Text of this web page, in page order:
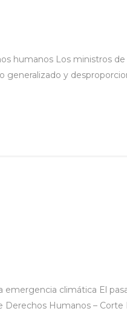
humanos Los ministros
generalizado y
emergencia climática El
Humanos – Corte